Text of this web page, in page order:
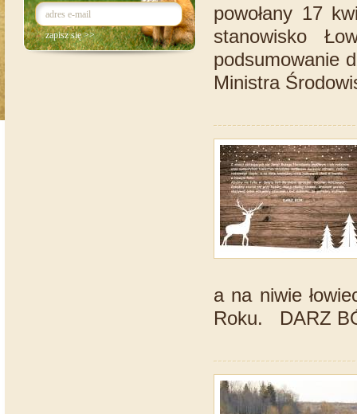
powołany 17
stanowisko
podsumowanie
Ministra
a na niwie
Roku. DARZ